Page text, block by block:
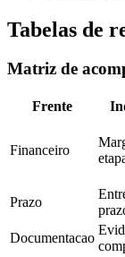
Tabelas de
Matriz de
Frente
Financeiro
Prazo
Documentacao